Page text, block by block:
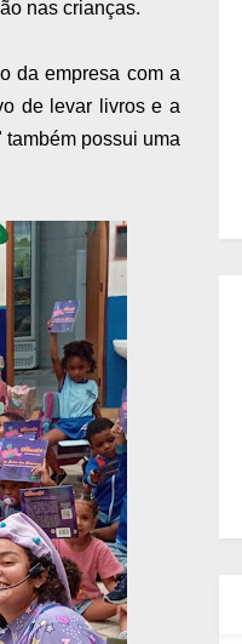
nas crianças.
da empresa com a
de levar livros e a
possui uma